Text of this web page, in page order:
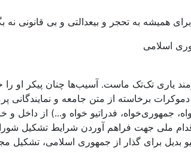
همیشه به تحجر و بیعدالتی و بی قانونی نه
اسلامی
یاری تک‌تک ماست. آسیب‌ها چنان پیکر
برخاسته از متن جامعه و
جمهوری‌خواه، فدراتیو خواه و...) از داخل
ملی جهت فراهم آوردن شرایط تشکیل
بدیل برای گذار از جمهوری اسلامی،